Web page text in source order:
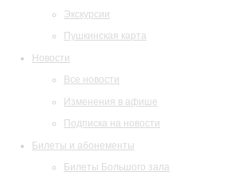
Экскурсии
Пушкинская карта
Новости
Все новости
Изменения в афише
Подписка на новости
Билеты и абонементы
Билеты Большого зала